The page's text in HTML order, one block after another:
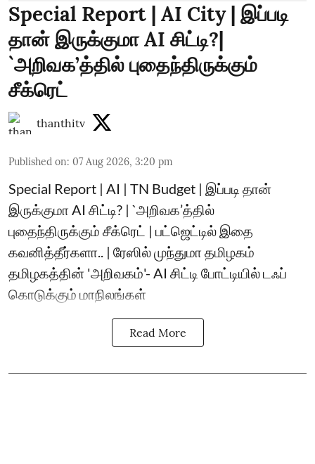
Special Report | AI City | இப்படி
தான் இருக்குமா AI சிட்டி?|
`அறிவக’த்தில் புதைந்திருக்கும்
சீக்ரெட்
thanthitv
Published on: 07 Aug 2026, 3:20 pm
Special Report | AI | TN Budget | இப்படி தான்
இருக்குமா AI சிட்டி? | `அறிவக’த்தில்
புதைந்திருக்கும் சீக்ரெட் | பட்ஜெட்டில் இதை
கவனித்தீர்களா.. | ரேஸில் முந்துமா தமிழகம்
தமிழகத்தின் 'அறிவகம்'- AI சிட்டி போட்டியில் டஃப்
கொடுக்கும் மாநிலங்கள்
Read More